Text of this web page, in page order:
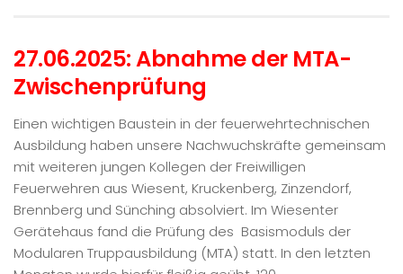
27.06.2025: Abnahme der MTA-
Zwischenprüfung
Einen wichtigen Baustein in der feuerwehrtechnischen
Ausbildung haben unsere Nachwuchskräfte gemeinsam
mit weiteren jungen Kollegen der Freiwilligen
Feuerwehren aus Wiesent, Kruckenberg, Zinzendorf,
Brennberg und Sünching absolviert. Im Wiesenter
Gerätehaus fand die Prüfung des Basismoduls der
Modularen Truppausbildung (MTA) statt. In den letzten